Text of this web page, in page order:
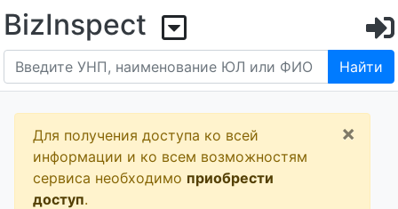
BizInspect
Найти
Для получения доступа ко всей
информации и ко всем возможностям
сервиса необходимо приобрести
доступ.
×